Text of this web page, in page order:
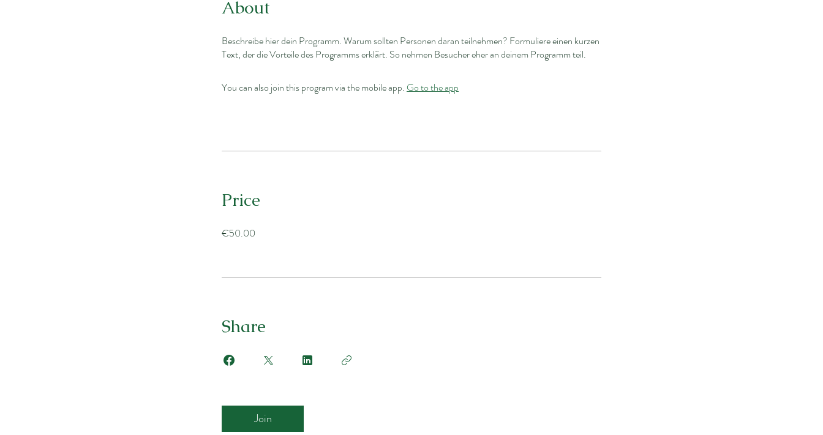
About
Beschreibe hier dein Programm. Warum sollten Personen daran teilnehmen? Formuliere einen kurzen
Text, der die Vorteile des Programms erklärt. So nehmen Besucher eher an deinem Programm teil.
You can also join this program via the mobile app. Go to the app
Price
€50.00
Share
Join